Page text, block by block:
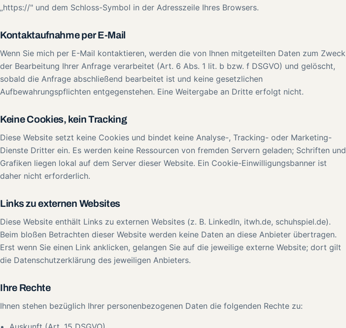
„https://" und dem Schloss-Symbol in der Adresszeile Ihres Browsers.
Kontaktaufnahme per E-Mail
Wenn Sie mich per E-Mail kontaktieren, werden die von Ihnen mitgeteilten Daten zum Zweck
der Bearbeitung Ihrer Anfrage verarbeitet (Art. 6 Abs. 1 lit. b bzw. f DSGVO) und gelöscht,
sobald die Anfrage abschließend bearbeitet ist und keine gesetzlichen
Aufbewahrungspflichten entgegenstehen. Eine Weitergabe an Dritte erfolgt nicht.
Keine Cookies, kein Tracking
Diese Website setzt keine Cookies und bindet keine Analyse-, Tracking- oder Marketing-
Dienste Dritter ein. Es werden keine Ressourcen von fremden Servern geladen; Schriften und
Grafiken liegen lokal auf dem Server dieser Website. Ein Cookie-Einwilligungsbanner ist
daher nicht erforderlich.
Links zu externen Websites
Diese Website enthält Links zu externen Websites (z. B. LinkedIn, itwh.de, schuhspiel.de).
Beim bloßen Betrachten dieser Website werden keine Daten an diese Anbieter übertragen.
Erst wenn Sie einen Link anklicken, gelangen Sie auf die jeweilige externe Website; dort gilt
die Datenschutzerklärung des jeweiligen Anbieters.
Ihre Rechte
Ihnen stehen bezüglich Ihrer personenbezogenen Daten die folgenden Rechte zu: